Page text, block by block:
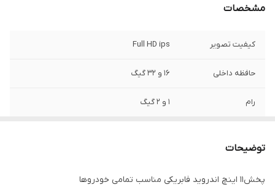
مشخصات
کیفیت تصویر Full HD ips
حافظه داخلی 16 و 32 گیگ
رام 1 و 2 گیگ
توضیحات
پخش11 اینچ اندروید فابریکی مناسب تمامی خودروها